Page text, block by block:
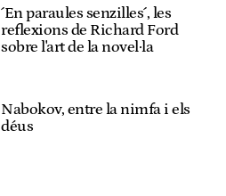
´En paraules senzilles´, les
reflexions de Richard Ford
sobre l'art de la novel·la
Nabokov, entre la nimfa i els
déus